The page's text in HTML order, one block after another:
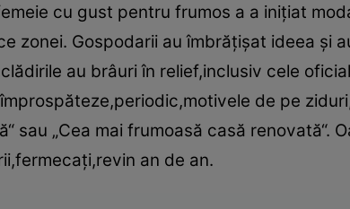
cu gust pentru frumos a a iniţiat
zonei. Gospodarii au îmbrăţişat ideea şi
au brâuri în relief,inclusiv cele
de pe
sau „Cea mai frumoasă casă renovată“.
an de an.